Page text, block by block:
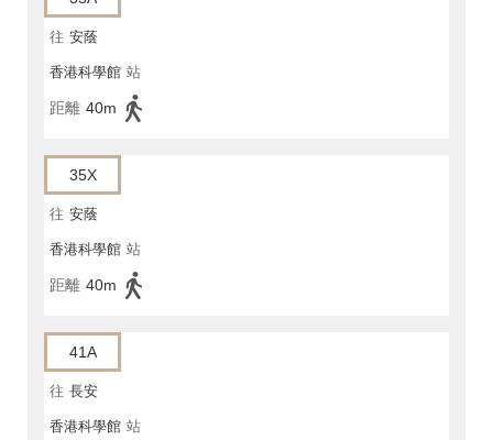
往 安蔭
香港科學館 站
距離 40m
35X
往 安蔭
香港科學館 站
距離 40m
41A
往 長安
香港科學館 站